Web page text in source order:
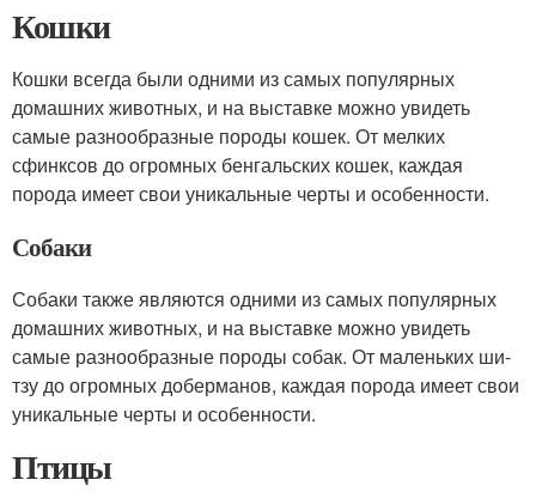
Кошки
Кошки всегда были одними из самых популярных
домашних животных, и на выставке можно увидеть
самые разнообразные породы кошек. От мелких
сфинксов до огромных бенгальских кошек, каждая
порода имеет свои уникальные черты и особенности.
Собаки
Собаки также являются одними из самых популярных
домашних животных, и на выставке можно увидеть
самые разнообразные породы собак. От маленьких ши-
тзу до огромных доберманов, каждая порода имеет свои
уникальные черты и особенности.
Птицы